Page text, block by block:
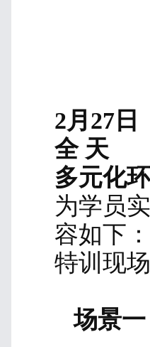
2月26日
上 午
现场环境
由资深
节，相